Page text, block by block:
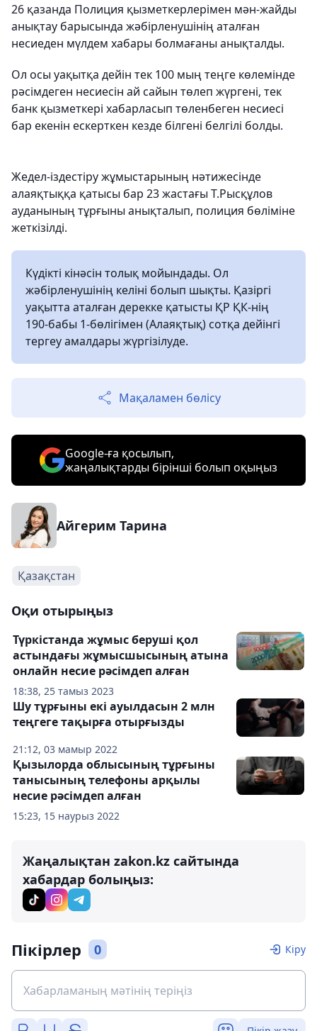
26 қазанда Полиция қызметкерлерімен мән-жайды
анықтау барысында жәбірленушінің аталған
несиеден мүлдем хабары болмағаны анықталды.
Ол осы уақытқа дейін тек 100 мың теңге көлемінде
рәсімдеген несиесін ай сайын төлеп жүргені, тек
банк қызметкері хабарласып төленбеген несиесі
бар екенін ескерткен кезде білгені белгілі болды.
Жедел-іздестіру жұмыстарының нәтижесінде
алаяқтыққа қатысы бар 23 жастағы Т.Рысқұлов
ауданының тұрғыны анықталып, полиция бөліміне
жеткізілді.
Күдікті кінәсін толық мойындады. Ол
жәбірленушінің келiнi болып шықты. Қазіргі
уақытта аталған дерекке қатысты ҚР ҚК-нің
190-бабы 1-бөлігімен (Алаяқтық) сотқа дейінгі
тергеу амалдары жүргізілуде.
Мақаламен бөлісу
Google-ға қосылып,
жаңалықтарды бірінші болып оқыңыз
Айгерим Тарина
Қазақстан
Оқи отырыңыз
18:38, 25 тамыз 2023
Түркістанда жұмыс беруші қол
астындағы жұмысшысының атына
онлайн несие рәсімдеп алған
21:12, 03 мамыр 2022
Шу тұрғыны екі ауылдасын 2 млн
теңгеге тақырға отырғызды
15:23, 15 наурыз 2022
Қызылорда облысының тұрғыны
танысының телефоны арқылы
несие рәсімдеп алған
Жаңалықтан zakon.kz сайтында
хабардар болыңыз:
Пікірлер 0 Кіру